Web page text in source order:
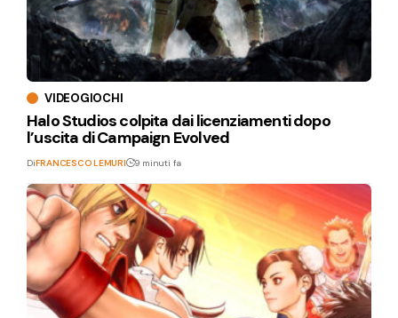
VIDEOGIOCHI
Halo Studios colpita dai licenziamenti dopo
l’uscita di Campaign Evolved
DiFRANCESCO LEMURI 9 minuti fa